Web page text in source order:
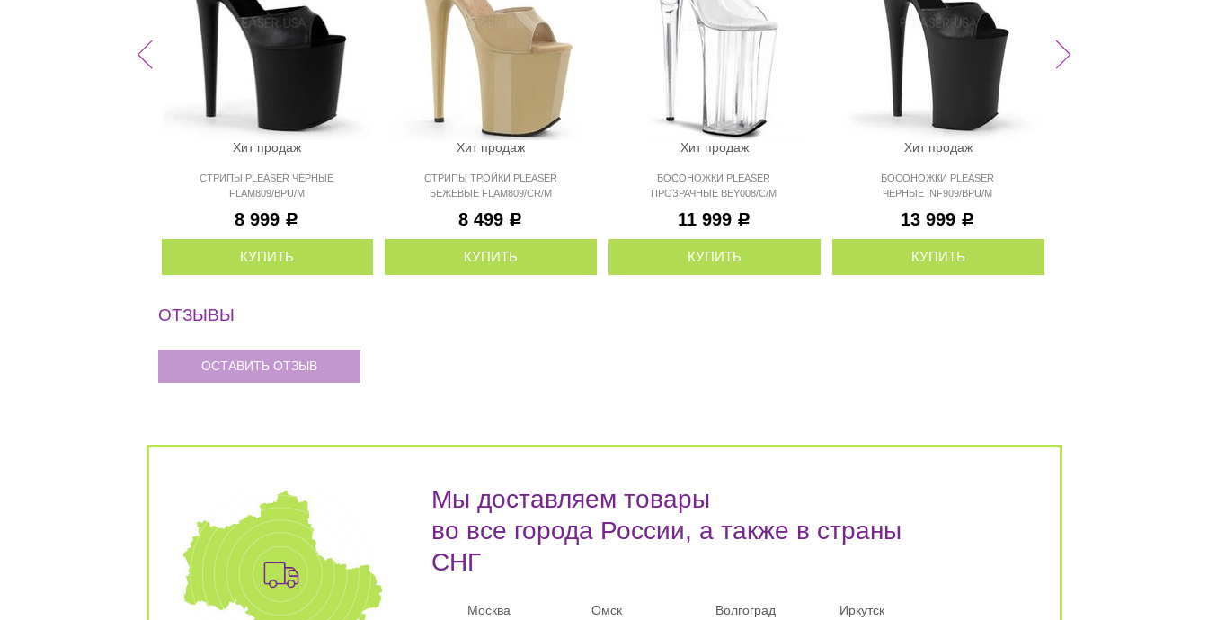
Хит продаж
СТРИПЫ PLEASER ЧЕРНЫЕ
FLAM809/BPU/M
8 999 Р
КУПИТЬ
Хит продаж
СТРИПЫ ТРОЙКИ PLEASER
БЕЖЕВЫЕ FLAM809/CR/M
8 499 Р
КУПИТЬ
Хит продаж
БОСОНОЖКИ PLEASER
ПРОЗРАЧНЫЕ BEY008/C/M
11 999 Р
КУПИТЬ
Хит продаж
БОСОНОЖКИ PLEASER
ЧЕРНЫЕ INF909/BPU/M
13 999 Р
КУПИТЬ
ОТЗЫВЫ
ОСТАВИТЬ ОТЗЫВ
Мы доставляем товары
во все города России, а также в страны
СНГ
Москва
Омск
Волгоград
Иркутск